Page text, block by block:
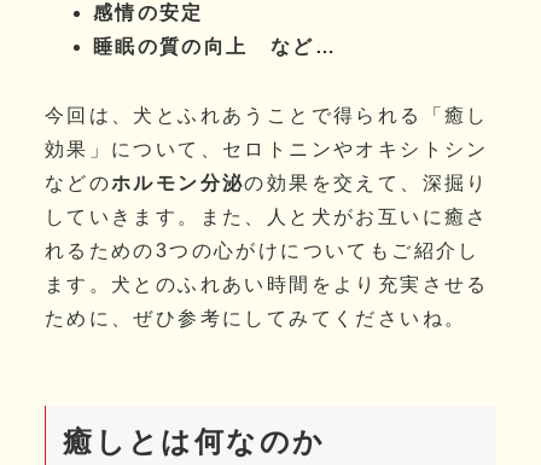
感情の安定
睡眠の質の向上 など…
今回は、犬とふれあうことで得られる「癒し
効果」について、セロトニンやオキシトシン
などのホルモン分泌の効果を交えて、深掘り
していきます。また、人と犬がお互いに癒さ
れるための3つの心がけについてもご紹介し
ます。犬とのふれあい時間をより充実させる
ために、ぜひ参考にしてみてくださいね。
癒しとは何なのか